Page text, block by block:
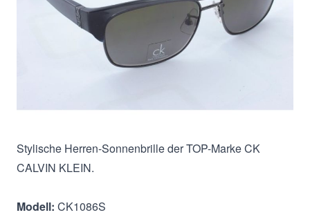
In den Warenkorb
Stylische Herren-Sonnenbrille der TOP-Marke CK
CALVIN KLEIN.
Modell: CK1086S